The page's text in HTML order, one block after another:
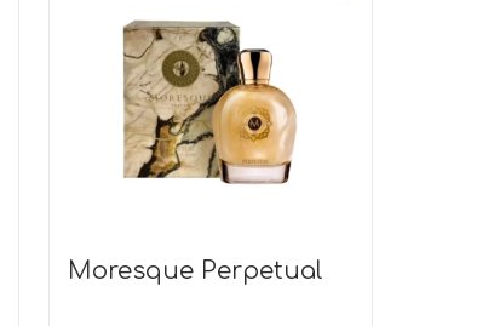
Moresque Perpetual